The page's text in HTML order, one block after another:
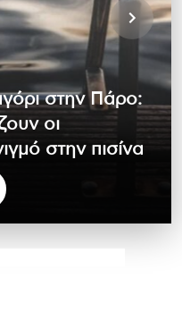
στην Πάρο:
οι
στην πισίνα